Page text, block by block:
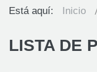
Está aquí: Inicio
LISTA DE